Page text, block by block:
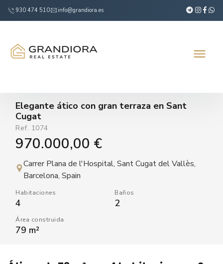
930 474 510 info@grandiora.es
Elegante ático con gran terraza en Sant
Cugat
Ref. 1074
970.000,00 €
Carrer Plana de l'Hospital, Sant Cugat del Vallès,
Barcelona, Spain
Habitaciones
4
Baños
2
Área construida
79 m²